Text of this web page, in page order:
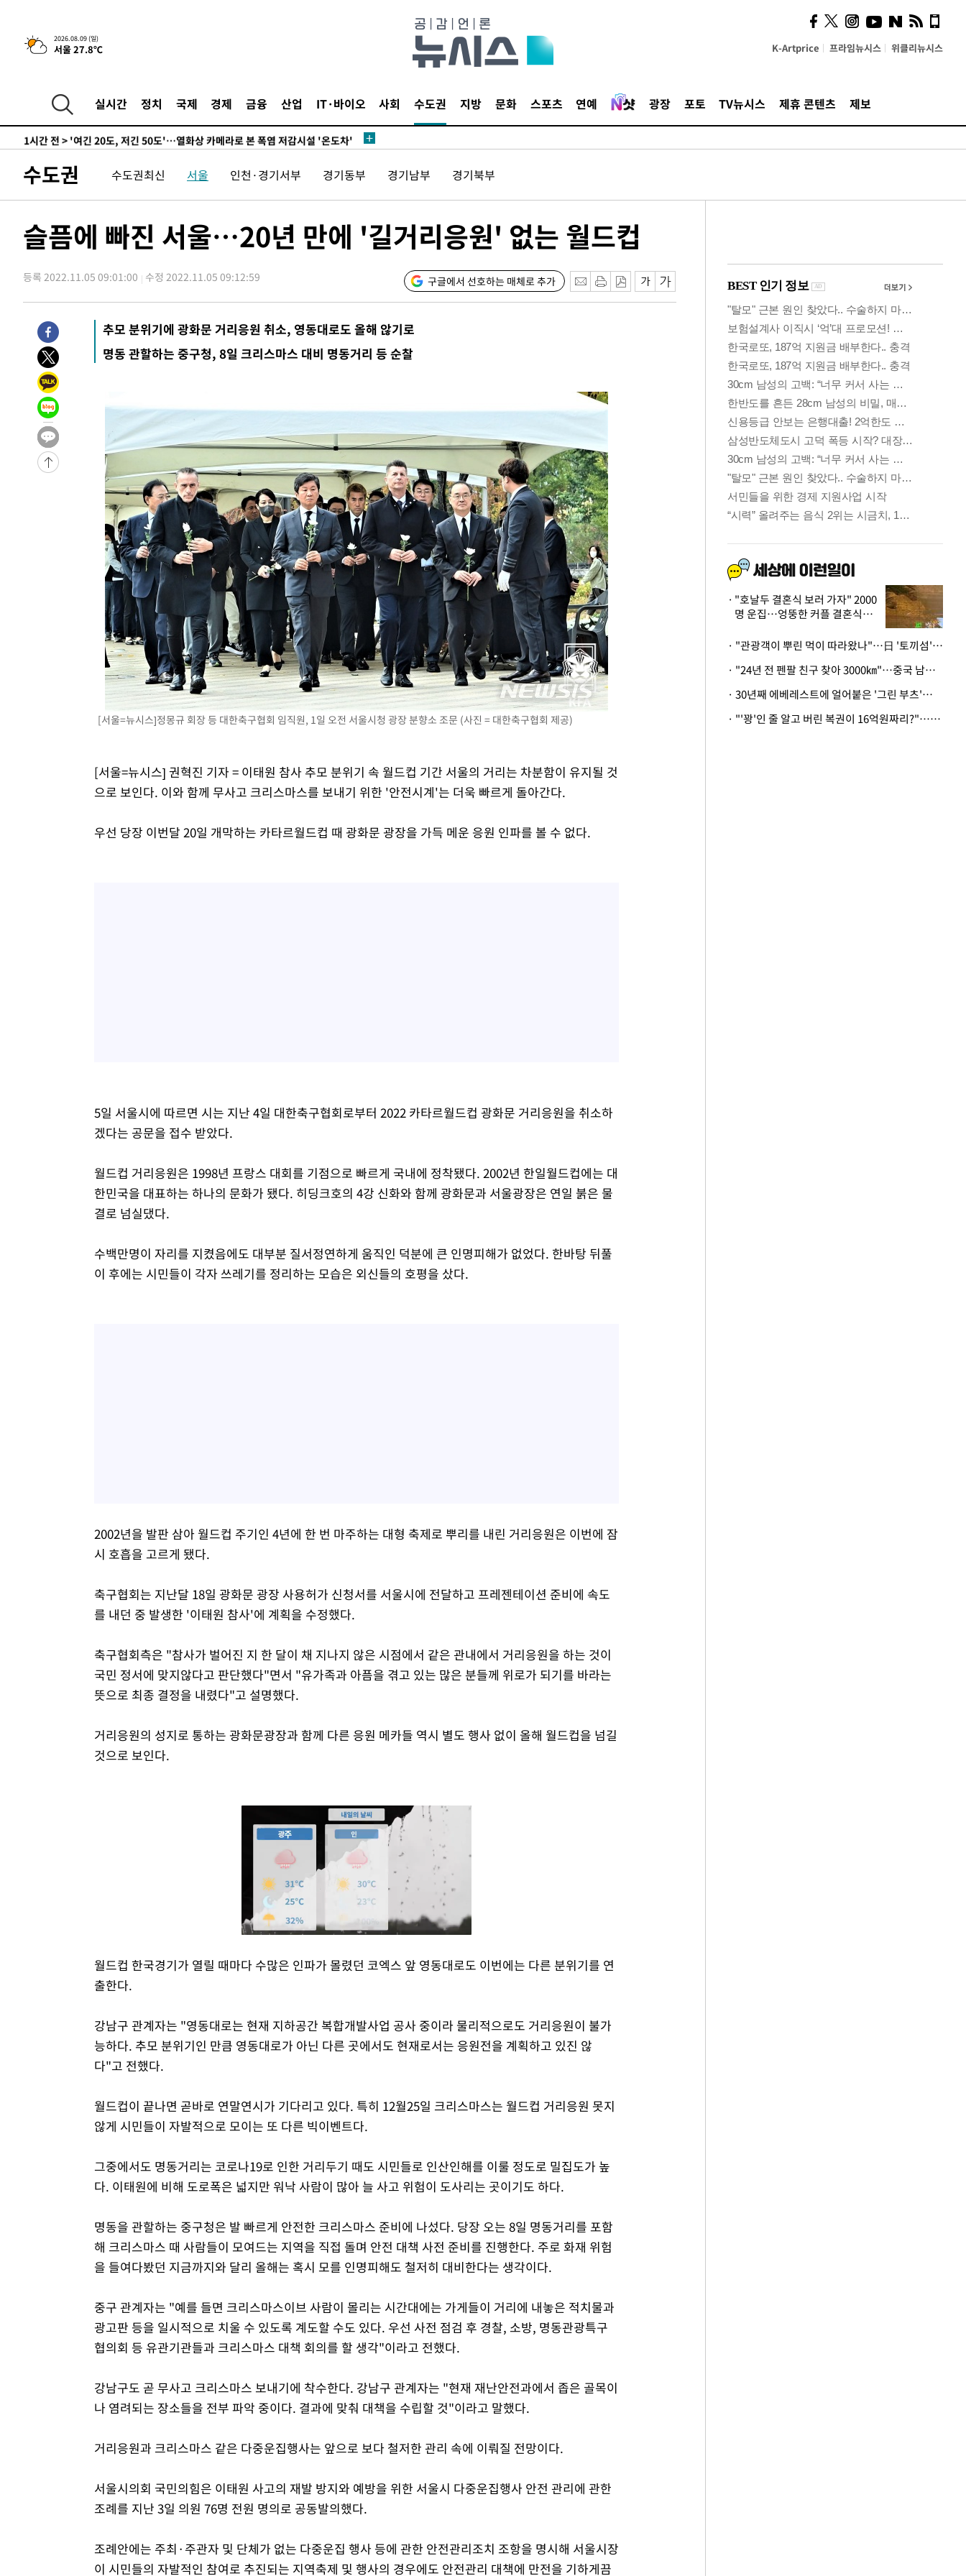
2026.08.09 (일)
서울 27.8℃ K-Artprice 프라임뉴시스 위클리뉴시스
실시간 정치 국제 경제 금융 산업 IT·바이오 사회 수도권 지방 문화 스포츠 연예 광장 포토 TV뉴시스 제휴 콘텐츠 제보
-13972초 전 >[속보]장은수, KLPGA 제주삼다수 역전 우승…데뷔 10년 차에 첫
정상
-9337초 전 >"얼마나 더웠으면"…안동 물길공원서 헤엄친 구렁이 '소동'
-8536초 전 >
'2경기 연속 침묵' 손흥민, 톨루카전 68분만 뛰고 슈팅 0개
-7288초 전 >
1시간 전 > '여긴 20도, 저긴 50도'…열화상 카메라로 본 폭염 저감시설 '온도차'
3시간 전 >튀르키예 외무장관, "메카 3국 방위협정은 이란이 목표 아냐 " 밝혀
4시간 전 >이군이 불법 군시설 건설한 레바논 남부에서 레바논군 3명 폭발로 부상
-29800초 전 >이강인 ATM 입단식에 '상암벌 들썩'…"세계적인 선수 되길"
-26142초 전 >AT마드리드 데뷔 앞둔 이강인, 맨시티전 선발 대신 '벤치 시작'
-24772초 전 >[속보]與 강원·TK 당원투표 합산 김민석 48.54%로 승리…정청래
-24106초 전 >
與 강원·TK 당원투표 합산 김민석 46.01%로 승리…정청래
44.53%
-23946초 전 >
[속보]與전대 권리당원투표…강원·경북 김민석, 대구 정청래 승리
-23753초 전 >
[속보]與 당대표 경선, 경북 권리당원 투표 김민석 47.37%·정청래
45.71%
-23655초 전 >
46.35%
-23452초 전 >
득표
-21370초 전 >
"일본축구협회, 대한축구협회 성 접대 의혹 심판 조사"
-14012초 전 >
[속보]장은수, KLPGA 제주삼다수 역전 우승…데뷔 10년 차에 첫
정상
-9377초 전 >
"얼마나 더웠으면"…안동 물길공원서 헤엄친 구렁이 '소동'
손흥민, 68분 뛰고 2경기 침묵…LAFC, 톨루카에 1-0 승리(종합)
'2경기 연속 침묵' 손흥민, 톨루카전 68분만 뛰고 슈팅 0개
이강인, 오늘 서울서 AT마드리드 입단식…'전례 없는 특급대우'
'여긴 20도, 저긴 50도'…열화상 카메라로 본 폭염 저감시설 '온도차'
콜롬비아 신임 우파 대통령 취임 하루만에 차량폭탄 폭발 사건
튀르키예 외무장관, "메카 3국 방위협정은 이란이 목표 아냐 " 밝혀
이군이 불법 군시설 건설한 레바논 남부에서 레바논군 3명 폭발로 부상
[속보]美중부 사령관, 이스라엘 긴급방문 다중화된 전선 상황 논의
수도권 수도권최신 서울 인천·경기서부 경기동부 경기남부 경기북부
슬픔에 빠진 서울…20년 만에 '길거리응원' 없는 월드컵
등록 2022.11.05 09:01:00 수정 2022.11.05 09:12:59 구글에서 선호하는 매체로 추가
추모 분위기에 광화문 거리응원 취소, 영동대로도 올해 않기로
명동 관할하는 중구청, 8일 크리스마스 대비 명동거리 등 순찰
[서울=뉴시스]정몽규 회장 등 대한축구협회 임직원, 1일 오전 서울시청 광장 분향소 조문 (사진 = 대한축구협회 제공)
[서울=뉴시스] 권혁진 기자 = 이태원 참사 추모 분위기 속 월드컵 기간 서울의 거리는 차분함이 유지될 것
으로 보인다. 이와 함께 무사고 크리스마스를 보내기 위한 '안전시계'는 더욱 빠르게 돌아간다.
우선 당장 이번달 20일 개막하는 카타르월드컵 때 광화문 광장을 가득 메운 응원 인파를 볼 수 없다.
5일 서울시에 따르면 시는 지난 4일 대한축구협회로부터 2022 카타르월드컵 광화문 거리응원을 취소하
겠다는 공문을 접수 받았다.
월드컵 거리응원은 1998년 프랑스 대회를 기점으로 빠르게 국내에 정착됐다. 2002년 한일월드컵에는 대
한민국을 대표하는 하나의 문화가 됐다. 히딩크호의 4강 신화와 함께 광화문과 서울광장은 연일 붉은 물
결로 넘실댔다.
수백만명이 자리를 지켰음에도 대부분 질서정연하게 움직인 덕분에 큰 인명피해가 없었다. 한바탕 뒤풀
이 후에는 시민들이 각자 쓰레기를 정리하는 모습은 외신들의 호평을 샀다.
2002년을 발판 삼아 월드컵 주기인 4년에 한 번 마주하는 대형 축제로 뿌리를 내린 거리응원은 이번에 잠
시 호흡을 고르게 됐다.
축구협회는 지난달 18일 광화문 광장 사용허가 신청서를 서울시에 전달하고 프레젠테이션 준비에 속도
를 내던 중 발생한 '이태원 참사'에 계획을 수정했다.
축구협회측은 "참사가 벌어진 지 한 달이 채 지나지 않은 시점에서 같은 관내에서 거리응원을 하는 것이
국민 정서에 맞지않다고 판단했다"면서 "유가족과 아픔을 겪고 있는 많은 분들께 위로가 되기를 바라는
뜻으로 최종 결정을 내렸다"고 설명했다.
거리응원의 성지로 통하는 광화문광장과 함께 다른 응원 메카들 역시 별도 행사 없이 올해 월드컵을 넘길
것으로 보인다.
월드컵 한국경기가 열릴 때마다 수많은 인파가 몰렸던 코엑스 앞 영동대로도 이번에는 다른 분위기를 연
출한다.
강남구 관계자는 "영동대로는 현재 지하공간 복합개발사업 공사 중이라 물리적으로도 거리응원이 불가
능하다. 추모 분위기인 만큼 영동대로가 아닌 다른 곳에서도 현재로서는 응원전을 계획하고 있진 않
다"고 전했다.
월드컵이 끝나면 곧바로 연말연시가 기다리고 있다. 특히 12월25일 크리스마스는 월드컵 거리응원 못지
않게 시민들이 자발적으로 모이는 또 다른 빅이벤트다.
그중에서도 명동거리는 코로나19로 인한 거리두기 때도 시민들로 인산인해를 이룰 정도로 밀집도가 높
다. 이태원에 비해 도로폭은 넓지만 워낙 사람이 많아 늘 사고 위험이 도사리는 곳이기도 하다.
명동을 관할하는 중구청은 발 빠르게 안전한 크리스마스 준비에 나섰다. 당장 오는 8일 명동거리를 포함
해 크리스마스 때 사람들이 모여드는 지역을 직접 돌며 안전 대책 사전 준비를 진행한다. 주로 화재 위험
을 들여다봤던 지금까지와 달리 올해는 혹시 모를 인명피해도 철저히 대비한다는 생각이다.
중구 관계자는 "예를 들면 크리스마스이브 사람이 몰리는 시간대에는 가게들이 거리에 내놓은 적치물과
광고판 등을 일시적으로 치울 수 있도록 계도할 수도 있다. 우선 사전 점검 후 경찰, 소방, 명동관광특구
협의회 등 유관기관들과 크리스마스 대책 회의를 할 생각"이라고 전했다.
강남구도 곧 무사고 크리스마스 보내기에 착수한다. 강남구 관계자는 "현재 재난안전과에서 좁은 골목이
나 염려되는 장소들을 전부 파악 중이다. 결과에 맞춰 대책을 수립할 것"이라고 말했다.
거리응원과 크리스마스 같은 다중운집행사는 앞으로 보다 철저한 관리 속에 이뤄질 전망이다.
서울시의회 국민의힘은 이태원 사고의 재발 방지와 예방을 위한 서울시 다중운집행사 안전 관리에 관한
조례를 지난 3일 의원 76명 전원 명의로 공동발의했다.
조례안에는 주최·주관자 및 단체가 없는 다중운집 행사 등에 관한 안전관리조치 조항을 명시해 서울시장
이 시민들의 자발적인 참여로 추진되는 지역축제 및 행사의 경우에도 안전관리 대책에 만전을 기하게끔
사이 해답 찾았죠"…알을
깨고 나온 '초자아'
"호날두 결혼식 보러 가자" 2000
명 운집…엉뚱한 커플 결혼식에
· "관광객이 뿌린 먹이 따라왔나"…日 '토끼섬' 멧돼지, 토끼까지 사냥
· "24년 전 펜팔 친구 찾아 3000㎞"…중국 남성 사연에 '뭉클'
· 30년째 에베레스트에 얼어붙은 '그린 부츠'…드디어 가족 품으로
· "'꽝'인 줄 알고 버린 복권이 16억원짜리?"…극적으로 되찾은 사연